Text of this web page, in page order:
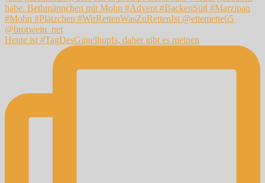
Heute ist #TagDesGugelhupfs, daher gibt es meinen